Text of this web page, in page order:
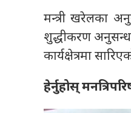
मन्त्री खरेलका
शुद्धीकरण
कार्यक्षेत्रमा
हेर्नुहोस्